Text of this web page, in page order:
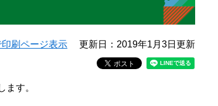
刷ページ表示 更新日：2019年1月3日更新
す。